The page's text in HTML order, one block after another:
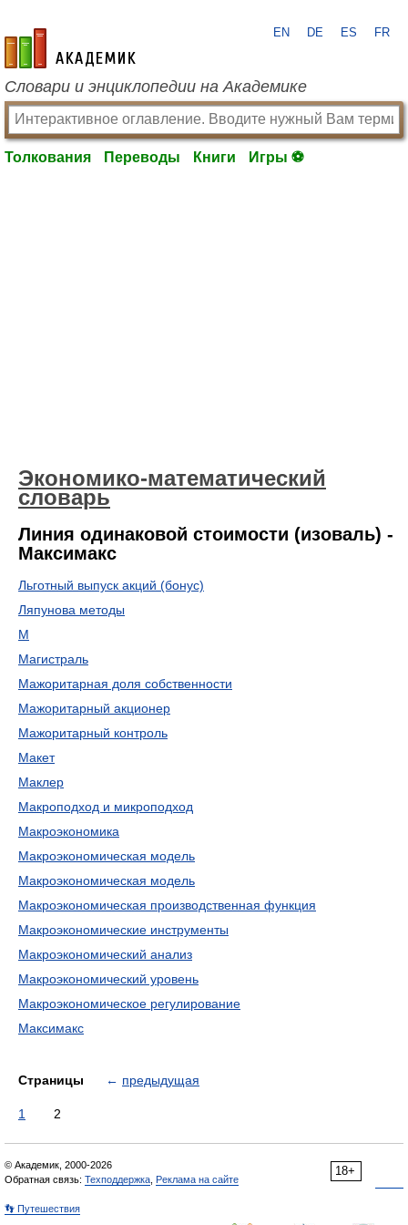
academic.ru
EN DE ES FR
Словари и энциклопедии на Академике
Толкования Переводы Книги Игры ⚽
Экономико-математический
словарь
Линия одинаковой стоимости (изоваль) -
Максимакс
Льготный выпуск акций (бонус)
Ляпунова методы
М
Магистраль
Мажоритарная доля собственности
Мажоритарный акционер
Мажоритарный контроль
Макет
Маклер
Макроподход и микроподход
Макроэкономика
Макроэкономическая модель
Макроэкономическая модель
Макроэкономическая производственная функция
Макроэкономические инструменты
Макроэкономический анализ
Макроэкономический уровень
Макроэкономическое регулирование
Максимакс
Страницы ← предыдущая
1 2
18+
© Академик, 2000-2026
Обратная связь: Техподдержка Реклама на сайте
👣 Путешествия